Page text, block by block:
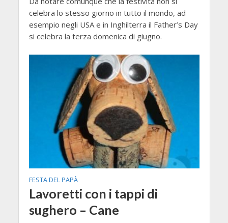
celebra lo stesso giorno in tutto il mondo, ad
esempio negli USA e in Inghilterra il Father’s Day
si celebra la terza domenica di giugno.
FESTA DEL PAPÀ
Lavoretti con i tappi di
sughero – Cane